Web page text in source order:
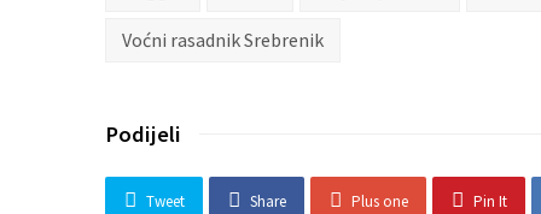
Voćni rasadnik Srebrenik
Podijeli
Tweet Share Plus one Pin It